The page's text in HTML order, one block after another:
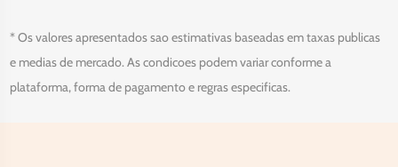
* Os valores apresentados sao estimativas baseadas em taxas publicas
e medias de mercado. As condicoes podem variar conforme a
plataforma, forma de pagamento e regras especificas.